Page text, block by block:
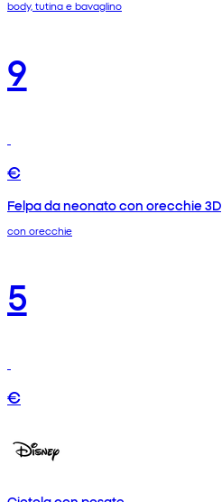
body, tutina e bavaglino
9
€
Felpa da neonato con orecchie 3D
con orecchie
5
€